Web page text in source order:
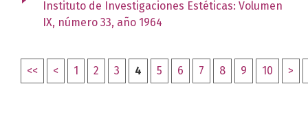
Instituto de Investigaciones Estéticas: Volumen
IX, número 33, año 1964
<< < 1 2 3 4 5 6 7 8 9 10 >